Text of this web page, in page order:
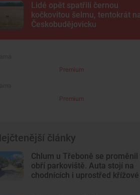
Lidé opět spatřili černou
kočkovitou šelmu, tentokrát
Českobudějovicku
Premium
Premium
články
Chlum u Třeboně se proměnil
obří parkoviště. Auta stojí na
chodnících i uprostřed křížové